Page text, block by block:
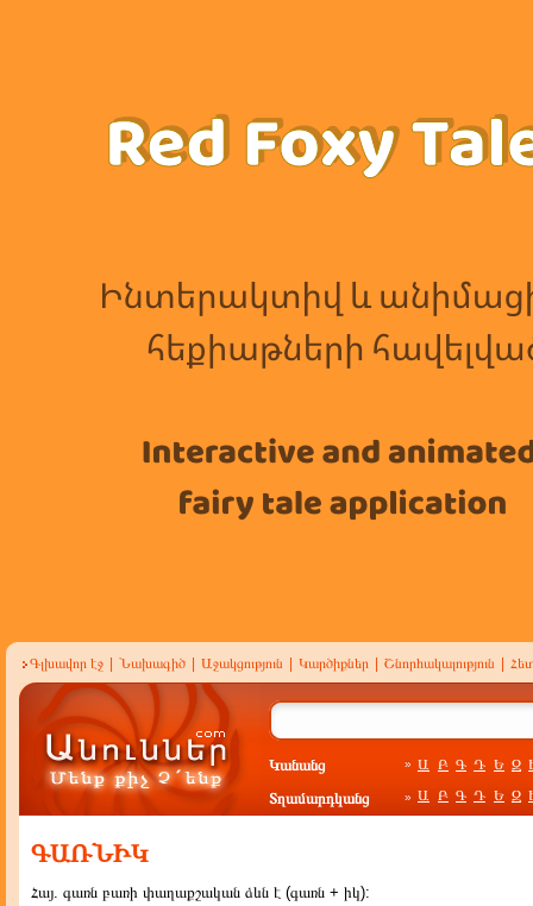
Գլխավոր էջ Նախագիծ Աջակցություն Կարծիքներ Շնորհակալություն
Կանանց » Ա Բ Գ Դ Ե Զ
Տղամարդկանց » Ա Բ Գ Դ Ե Զ
ԳԱՌՆԻԿ
Հայ. գառն բառի փաղաքշական ձևն է (գառն + իկ):